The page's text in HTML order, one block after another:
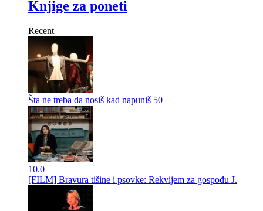
Knjige za poneti
Recent
Šta ne treba da nosiš kad napuniš 50
10.0
[FILM] Bravura tišine i psovke: Rekvijem za gospođu J.